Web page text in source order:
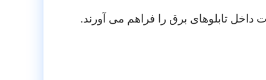
تابلوهای برق را فراهم می آورند.